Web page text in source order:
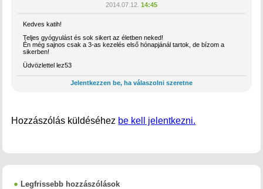
2014.07.12. 14:45
Kedves katih!
Teljes gyógyulást és sok sikert az életben neked!
Én még sajnos csak a 3-as kezelés első hónapjánál tartok, de bízom a
sikerben!
Üdvözlettel lez53
Jelentkezzen be, ha válaszolni szeretne
Hozzászólás küldéséhez be kell jelentkezni.
Legfrissebb hozzászólások